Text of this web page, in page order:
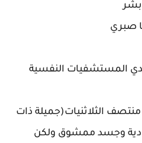
صبري
المستشفيات النفسية
الثلاثنيات(جميلة ذات
وجسد ممشوق ولكن